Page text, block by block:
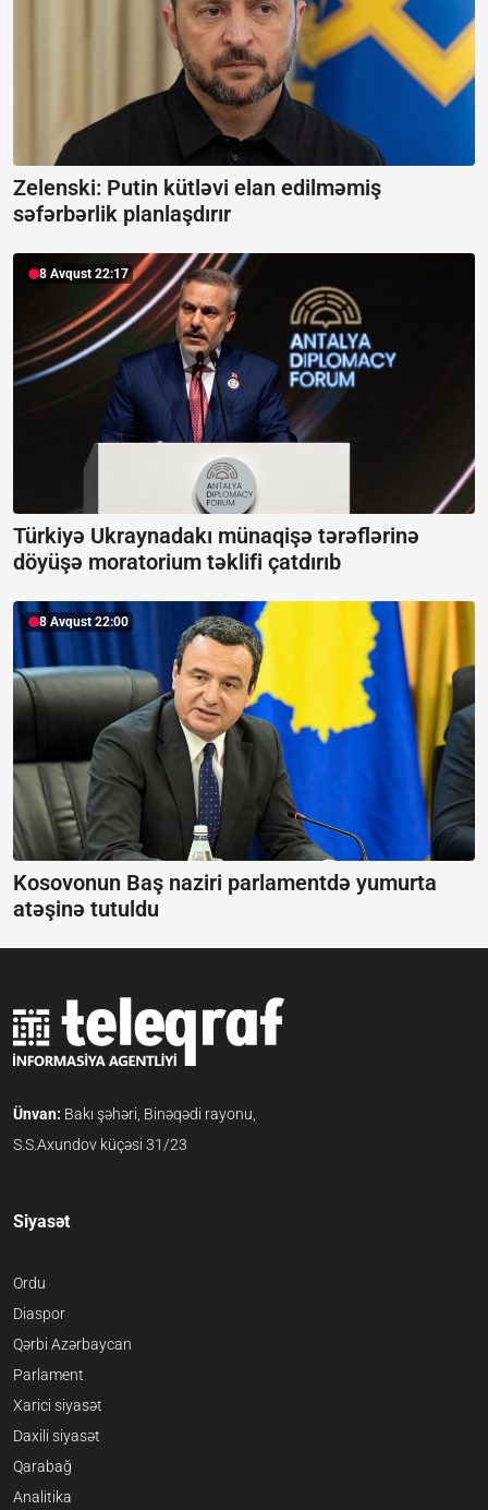
Zelenski: Putin kütləvi elan edilməmiş
səfərbərlik planlaşdırır
8 Avqust 22:17
Türkiyə Ukraynadakı münaqişə tərəflərinə
döyüşə moratorium təklifi çatdırıb
8 Avqust 22:00
Kosovonun Baş naziri parlamentdə yumurta
atəşinə tutuldu
Ünvan: Bakı şəhəri, Binəqədi rayonu,
S.S.Axundov küçəsi 31/23
Siyasət
Ordu
Diaspor
Qərbi Azərbaycan
Parlament
Xarici siyasət
Daxili siyasət
Qarabağ
Analitika